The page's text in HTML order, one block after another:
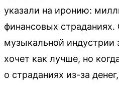
указали на иронию:
финансовых страданиях.
музыкальной индустрии
хочет как лучше, но
о страданиях из-за